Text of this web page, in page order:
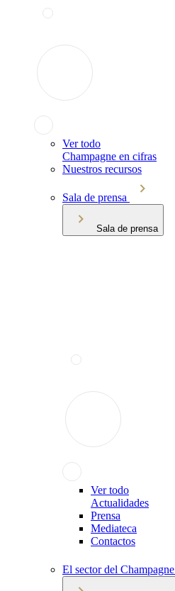
Ver todo
Champagne en cifras
Nuestros recursos
Sala de prensa
Sala de prensa
Ver todo
Actualidades
Prensa
Mediateca
Contactos
El sector del Champagne